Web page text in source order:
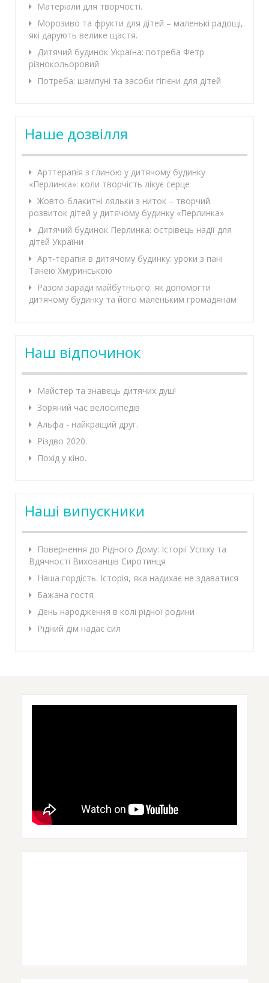
Матеріали для творчості.
Морозиво та фрукти для дітей – маленькі радощі,
які дарують велике щастя.
Дитячий будинок Україна: потреба Фетр
різнокольоровий
Потреба: шампуні та засоби гігієни для дітей
Наше дозвілля
Арттерапія з глиною у дитячому будинку
«Перлинка»: коли творчість лікує серце
Жовто-блакитні ляльки з ниток – творчий
розвиток дітей у дитячому будинку «Перлинка»
Дитячий будинок Перлинка: острівець надії для
дітей України
Арт-терапія в дитячому будинку: уроки з пані
Танею Хмуринською
Разом заради майбутнього: як допомогти
дитячому будинку та його маленьким громадянам
Наш відпочинок
Майстер та знавець дитячих душ!
Зоряний час велосипедів
Альфа - найкращий друг.
Різдво 2020.
Похід у кіно.
Наші випускники
Повернення до Рідного Дому: Історії Успіху та
Вдячності Вихованців Сиротинця
Наша гордість. Історія, яка надихає не здаватися
Бажана гостя
День народження в колі рідної родини
Рідний дім надає сил